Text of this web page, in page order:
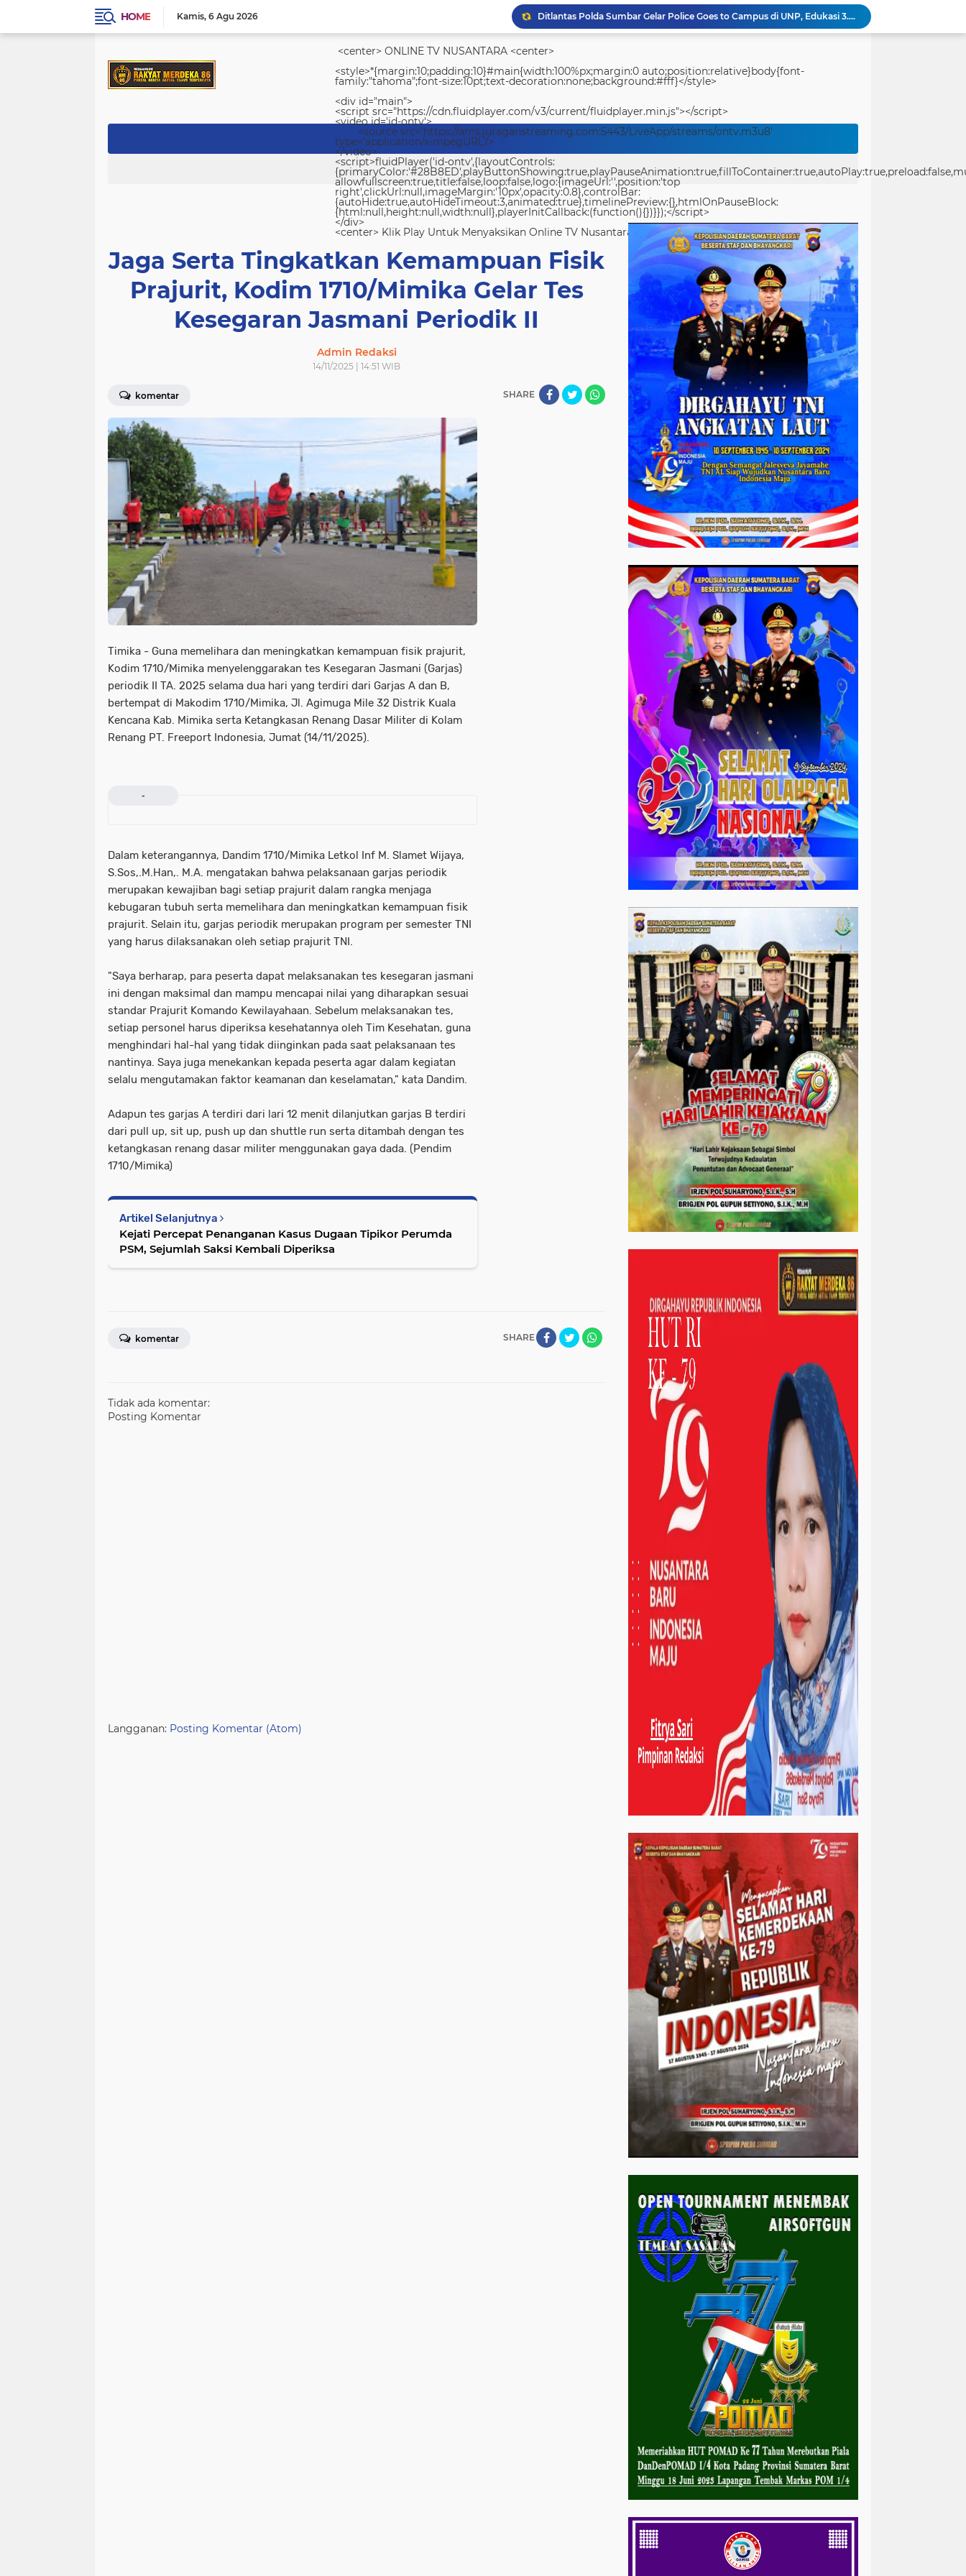
HOME Kamis 6 Agu 2026
Polresta Padang Dirikan Posko Kesehatan Lapangan, Berikan Layanan Medis Gratis bagi Warga Terdampak Bencana
Usut Pungli SMAN 3 Painan: Kasus Harus Diusut Tuntas Tanpa Pandang Bulu, Kejari Pessel Didesak Jaga Integritas
Polwan Polresta Padang Gelar Trauma Healing untuk Anak-Anak Korban Banjir di Surau Gadang
Ditlantas Polda Sumbar Gelar Police Goes to Campus di UNP, Edukasi 3.000 Mahasiswa Baru Tertib Berlalu Lintas
<center> ONLINE TV NUSANTARA <center>
<style>*{margin:10;padding:10}#main{width:100%px;margin:0 auto;position:relative}body{font-
family:"tahoma";font-size:10pt;text-decoration:none;background:#fff}</style>
<div id="main">
<script src="https://cdn.fluidplayer.com/v3/current/fluidplayer.min.js"></script>
<video id='id-ontv'>
<source src='https://ams.juraganstreaming.com:5443/LiveApp/streams/ontv.m3u8'
type='application/x-mpegURL'/>
</video>
<script>fluidPlayer('id-ontv',{layoutControls:
allowfullscreen:true,title:false,loop:false,logo:{imageUrl:'',position:'top
right',clickUrl:null,imageMargin:'10px',opacity:0.8},controlBar:
{autoHide:true,autoHideTimeout:3,animated:true},timelinePreview:{},htmlOnPauseBlock:
{html:null,height:null,width:null},playerInitCallback:(function(){})}});</script>
</div>
<center> Klik Play Untuk Menyaksikan Online TV Nusantara <center>
Jaga Serta Tingkatkan Kemampuan Fisik
Prajurit, Kodim 1710/Mimika Gelar Tes
Kesegaran Jasmani Periodik II
Admin Redaksi
14/11/2025 | 14:51 WIB
komentar SHARE
Timika - Guna memelihara dan meningkatkan kemampuan fisik prajurit,
Kodim 1710/Mimika menyelenggarakan tes Kesegaran Jasmani (Garjas)
periodik II TA. 2025 selama dua hari yang terdiri dari Garjas A dan B,
bertempat di Makodim 1710/Mimika, Jl. Agimuga Mile 32 Distrik Kuala
Kencana Kab. Mimika serta Ketangkasan Renang Dasar Militer di Kolam
Renang PT. Freeport Indonesia, Jumat (14/11/2025).
-
Dalam keterangannya, Dandim 1710/Mimika Letkol Inf M. Slamet Wijaya,
S.Sos,.M.Han,. M.A. mengatakan bahwa pelaksanaan garjas periodik
merupakan kewajiban bagi setiap prajurit dalam rangka menjaga
kebugaran tubuh serta memelihara dan meningkatkan kemampuan fisik
prajurit. Selain itu, garjas periodik merupakan program per semester TNI
yang harus dilaksanakan oleh setiap prajurit TNI.
"Saya berharap, para peserta dapat melaksanakan tes kesegaran jasmani
ini dengan maksimal dan mampu mencapai nilai yang diharapkan sesuai
standar Prajurit Komando Kewilayahaan. Sebelum melaksanakan tes,
setiap personel harus diperiksa kesehatannya oleh Tim Kesehatan, guna
menghindari hal-hal yang tidak diinginkan pada saat pelaksanaan tes
nantinya. Saya juga menekankan kepada peserta agar dalam kegiatan
selalu mengutamakan faktor keamanan dan keselamatan," kata Dandim.
Adapun tes garjas A terdiri dari lari 12 menit dilanjutkan garjas B terdiri
dari pull up, sit up, push up dan shuttle run serta ditambah dengan tes
ketangkasan renang dasar militer menggunakan gaya dada. (Pendim
1710/Mimika)
Artikel Selanjutnya
Kejati Percepat Penanganan Kasus Dugaan Tipikor Perumda
PSM, Sejumlah Saksi Kembali Diperiksa
SHARE
komentar
Tidak ada komentar:
Posting Komentar
Langganan: Posting Komentar (Atom)